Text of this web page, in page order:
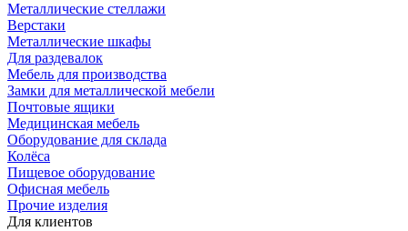
Металлические стеллажи
Верстаки
Металлические шкафы
Для раздевалок
Мебель для производства
Замки для металлической мебели
Почтовые ящики
Медицинская мебель
Оборудование для склада
Колёса
Пищевое оборудование
Офисная мебель
Прочие изделия
Для клиентов